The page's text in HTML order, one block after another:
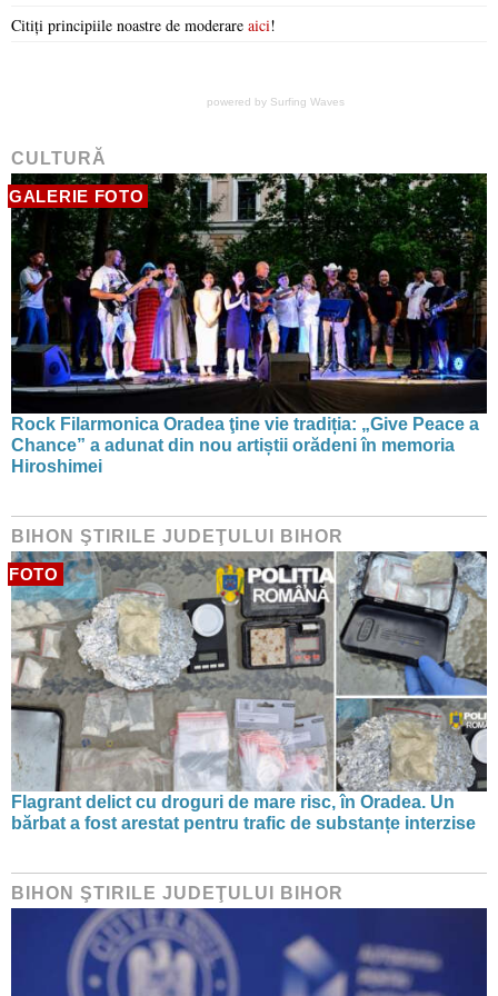
Citiți principiile noastre de moderare aici!
powered by Surfing Waves
CULTURĂ
GALERIE FOTO
Rock Filarmonica Oradea ţine vie tradiția: „Give Peace a
Chance” a adunat din nou artiștii orădeni în memoria
Hiroshimei
BIHON ŞTIRILE JUDEŢULUI BIHOR
FOTO
Flagrant delict cu droguri de mare risc, în Oradea. Un
bărbat a fost arestat pentru trafic de substanțe interzise
BIHON ŞTIRILE JUDEŢULUI BIHOR